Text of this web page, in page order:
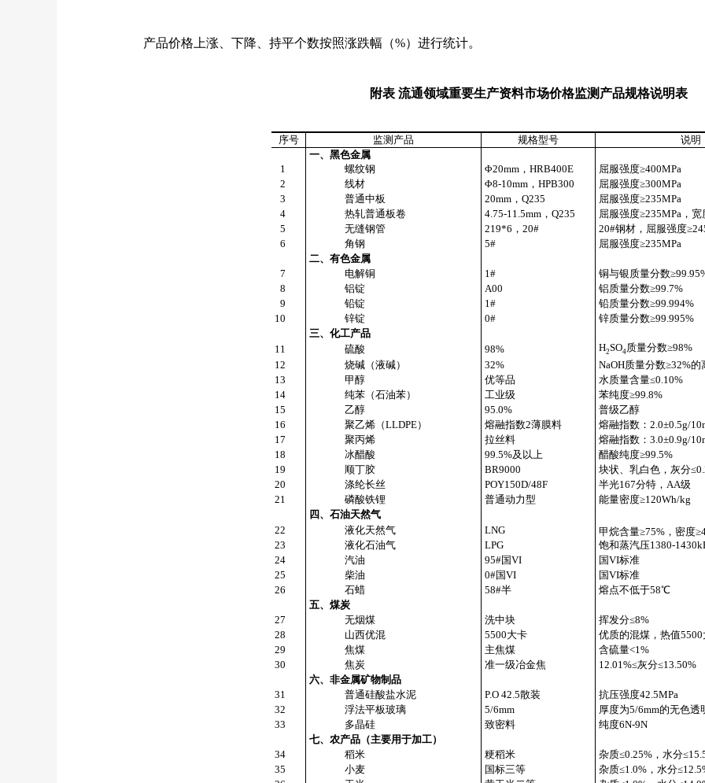
产品价格上涨、下降、持平个数按照涨跌幅（%）进行统计。
附表 流通领域重要生产资料市场价格监测产品规格说明表
序号 监测产品 规格型号
说明
一、黑色金属
1
螺纹钢 Φ20mm，HRB400E
屈服强度≥400MPa
2
线材 Φ8-10mm，HPB300
屈服强度≥300MPa
3
普通中板 20mm，Q235
屈服强度≥235MPa
4
热轧普通板卷 4.75-11.5mm，Q235
屈服强度≥235MPa，宽
5
无缝钢管 219*6，20#
20#钢材，屈服强度
6
角钢 5#
屈服强度≥235MPa
二、有色金属
7
电解铜 1#
铜与银质量分数
8
铝锭 A00
铝质量分数≥99.7%
9
铅锭 1#
铅质量分数≥99.994%
10
锌锭 0#
锌质量分数≥99.995%
三、化工产品
11
硫酸 98% H2SO4质量分数≥98%
12
烧碱（液碱） 32%
NaOH质量分数≥32%的
13
甲醇 优等品
水质量含量≤0.10%
14
纯苯（石油苯） 工业级
苯纯度≥99.8%
15
乙醇 95.0%
普级乙醇
16
聚乙烯（LLDPE） 熔融指数2薄膜料
熔融指数：2.0±0.5g/
17
聚丙烯 拉丝料
熔融指数：3.0±0.9g/
18
冰醋酸 99.5%及以上
醋酸纯度≥99.5%
19
顺丁胶 BR9000
块状、乳白色，灰分
20
涤纶长丝 POY150D/48F
半光167分特，AA级
21
磷酸铁锂 普通动力型
能量密度≥120Wh/kg
四、石油天然气
22
液化天然气 LNG
甲烷含量≥75%，密度
23
液化石油气 LPG
饱和蒸汽压1380-
24
汽油 95#国VI
国VI标准
25
柴油 0#国VI
国VI标准
26
石蜡 58#半
熔点不低于58℃
五、煤炭
27
无烟煤 洗中块
挥发分≤8%
28
山西优混 5500大卡
优质的混煤，热值5500
29
焦煤 主焦煤
含硫量<1%
30
焦炭 准一级冶金焦
12.01%≤灰分≤13.50%
六、非金属矿物制品
31
普通硅酸盐水泥 P.O 42.5散装
抗压强度42.5MPa
32
浮法平板玻璃 5/6mm
厚度为5/6mm的无色透
33
多晶硅 致密料
纯度6N-9N
七、农产品（主要用于加工）
34
稻米 粳稻米
杂质≤0.25%，水分
35
小麦 国标三等
杂质≤1.0%，水分